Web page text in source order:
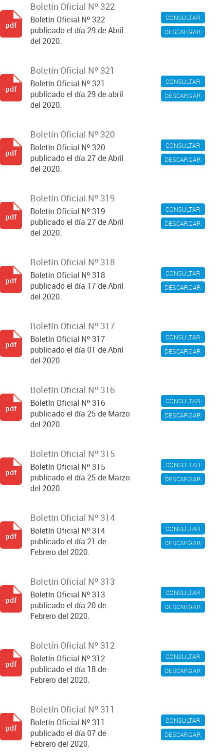
CONSULTAR
DESCARGAR
Boletín Oficial Nº 322
Boletín Oficial Nº 322
publicado el día 29 de Abril
del 2020.
pdf
CONSULTAR
DESCARGAR
Boletín Oficial Nº 321
Boletín Oficial Nº 321
publicado el día 29 de abril
del 2020.
pdf
CONSULTAR
DESCARGAR
Boletín Oficial Nº 320
Boletín Oficial Nº 320
publicado el día 27 de Abril
del 2020.
pdf
CONSULTAR
DESCARGAR
Boletín Oficial Nº 319
Boletín Oficial Nº 319
publicado el día 27 de Abril
del 2020.
pdf
CONSULTAR
DESCARGAR
Boletín Oficial Nº 318
Boletín Oficial Nº 318
publicado el día 17 de Abril
del 2020.
pdf
CONSULTAR
DESCARGAR
Boletín Oficial Nº 317
Boletín Oficial Nº 317
publicado el día 01 de Abril
del 2020.
pdf
CONSULTAR
DESCARGAR
Boletín Oficial Nº 316
Boletín Oficial Nº 316
publicado el día 25 de Marzo
del 2020.
pdf
CONSULTAR
DESCARGAR
Boletín Oficial Nº 315
Boletín Oficial Nº 315
publicado el día 25 de Marzo
del 2020.
pdf
CONSULTAR
DESCARGAR
Boletín Oficial Nº 314
Boletín Oficial Nº 314
publicado el día 21 de
Febrero del 2020.
pdf
CONSULTAR
DESCARGAR
Boletín Oficial Nº 313
Boletín Oficial Nº 313
publicado el día 20 de
Febrero del 2020.
pdf
CONSULTAR
DESCARGAR
Boletín Oficial Nº 312
Boletín Oficial Nº 312
publicado el día 18 de
Febrero del 2020.
pdf
CONSULTAR
DESCARGAR
Boletín Oficial Nº 311
Boletín Oficial Nº 311
publicado el día 07 de
Febrero del 2020.
pdf